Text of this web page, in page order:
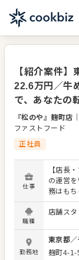
【紹介案件
22.6万円／牛
で、あなたの
『松のや』麹町店
ファストフード
正社員
仕事
【店長
の運営
務はも
要な役
キャンペ
あなた
【具体
理、電話
職種
店舗スタ
勤務地
東京都／
麹町4-1-